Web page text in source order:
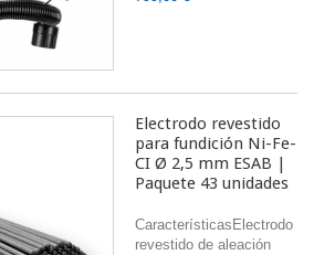
Electrodo revestido
para fundición Ni-Fe-
CI Ø 2,5 mm ESAB |
Paquete 43 unidades
CaracterísticasElectrodo
revestido de aleación